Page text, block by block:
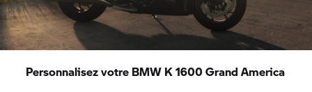
Personnalisez votre BMW K 1600 Grand America